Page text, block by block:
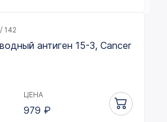
142
антиген 15-3, Сancer
ЦЕНА
979 ₽